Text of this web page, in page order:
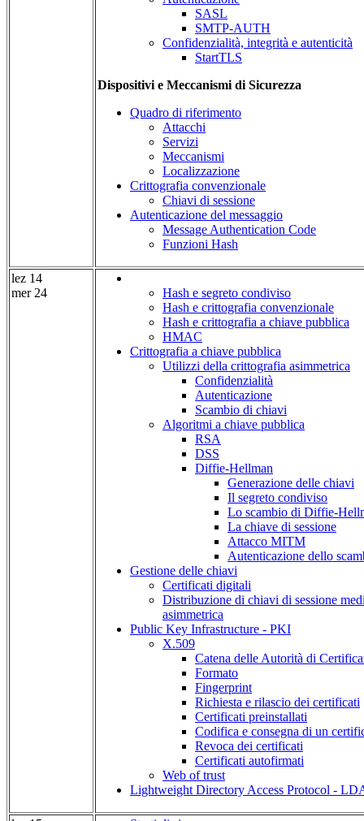
SASL
SMTP-AUTH
Confidenzialità, integrità e autenticità
StartTLS
Dispositivi e Meccanismi di Sicurezza
Quadro di riferimento
Attacchi
Servizi
Meccanismi
Localizzazione
Crittografia convenzionale
Chiavi di sessione
Autenticazione del messaggio
Message Authentication Code
Funzioni Hash
lez 14
mer 24
Hash e segreto condiviso
Hash e crittografia convenzionale
Hash e crittografia a chiave pubblica
HMAC
Crittografia a chiave pubblica
Utilizzi della crittografia asimmetrica
Confidenzialità
Autenticazione
Scambio di chiavi
Algoritmi a chiave pubblica
RSA
DSS
Diffie-Hellman
Generazione delle chiavi
Il segreto condiviso
Lo scambio di Diffie-
La chiave di sessione
Attacco MITM
Autenticazione dello
Gestione delle chiavi
Certificati digitali
Distribuzione di chiavi di sessione
asimmetrica
Public Key Infrastructure - PKI
X.509
Catena delle Autorità di
Formato
Fingerprint
Richiesta e rilascio dei certificati
Certificati preinstallati
Codifica e consegna di un
Revoca dei certificati
Certificati autofirmati
Web of trust
Lightweight Directory Access Protocol -